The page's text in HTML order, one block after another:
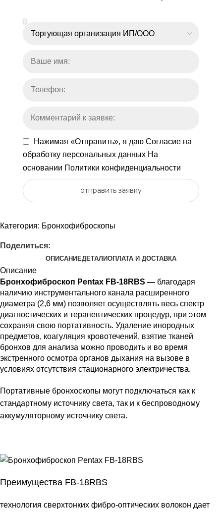
Нажимая «Отправить», я даю Согласие на
обработку персональных данных На
основании Политики конфиденциальности
отправить заявку
Категория: Бронхофиброскопы
Поделиться:
ОПИСАНИЕДЕТАЛИОПЛАТА И ДОСТАВКА
Описание
Бронхофиброскоп Pentax FB-18RBS — благодаря
наличию инструментального канала расширенного
диаметра (2,6 мм) позволяет осуществлять весь спектр
диагностических и терапевтических процедур, при этом
сохраняя свою портативность. Удаление инородных
предметов, коагуляция кровотечений, взятие тканей
бронхов для анализа можно проводить и во время
экстренного осмотра органов дыхания на вызове в
условиях отсутствия стационарного электричества.
Портативные бронхоскопы могут подключаться как к
стандартному источнику света, так и к беспроводному
аккумуляторному источнику света.
Преимущества FB-18RBS
технология сверхтонких фибро-оптических волокон дает